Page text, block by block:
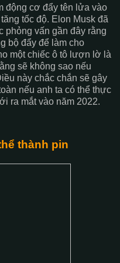
động cơ đẩy tên lửa vào
tốc độ. Elon Musk đã
phỏng vấn gần đây rằng
bộ đẩy để làm cho
một chiếc ô tô lượn lờ là
sẽ không sao nếu
này chắc chắn sẽ gây
nếu anh ta có thể thực
ra mắt vào năm 2022.
thành pin